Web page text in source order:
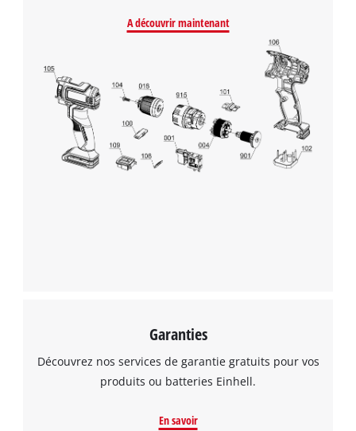
A découvrir maintenant
Garanties
Découvrez nos services de garantie gratuits pour vos
produits ou batteries Einhell.
En savoir